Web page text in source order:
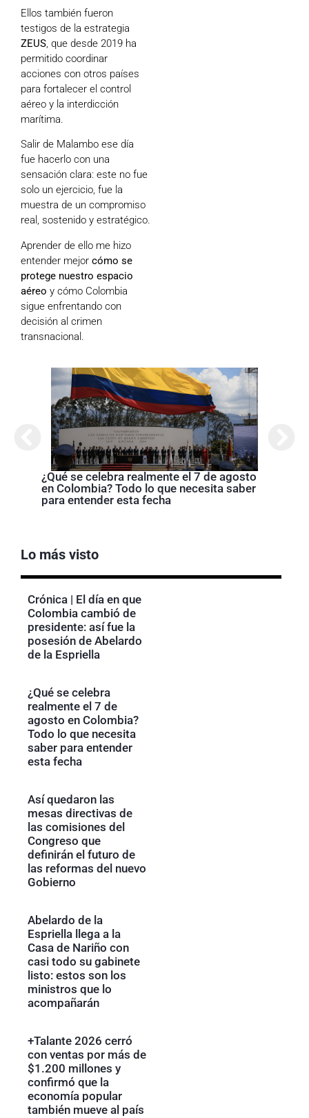
Ellos también fueron
testigos de la estrategia
ZEUS, que desde 2019 ha
permitido coordinar
acciones con otros países
para fortalecer el control
aéreo y la interdicción
marítima.
Salir de Malambo ese día
fue hacerlo con una
sensación clara: este no fue
solo un ejercicio, fue la
muestra de un compromiso
real, sostenido y estratégico.
Aprender de ello me hizo
entender mejor cómo se
protege nuestro espacio
aéreo y cómo Colombia
sigue enfrentando con
decisión al crimen
transnacional.
¿Qué se celebra realmente el 7 de agosto
en Colombia? Todo lo que necesita saber
para entender esta fecha
Lo más visto
Crónica | El día en que
Colombia cambió de
presidente: así fue la
posesión de Abelardo
de la Espriella
¿Qué se celebra
realmente el 7 de
agosto en Colombia?
Todo lo que necesita
saber para entender
esta fecha
Así quedaron las
mesas directivas de
las comisiones del
Congreso que
definirán el futuro de
las reformas del nuevo
Gobierno
Abelardo de la
Espriella llega a la
Casa de Nariño con
casi todo su gabinete
listo: estos son los
ministros que lo
acompañarán
+Talante 2026 cerró
con ventas por más de
$1.200 millones y
confirmó que la
economía popular
también mueve al país